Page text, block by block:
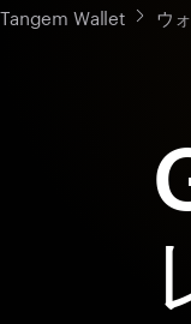
Tangem Wallet ウ